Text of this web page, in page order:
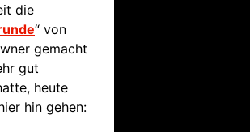
die
“ von
gemacht
gut
heute
hin gehen: